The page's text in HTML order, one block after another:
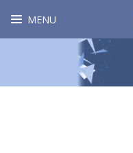
MENU